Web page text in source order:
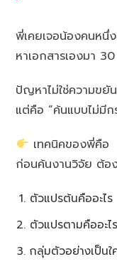
พี่เคยเจอน้องคนหนึ่
หาเอกสารเองมา
ปัญหาไม่ใช่ความขยัน
แต่คือ “ค้นแบบไม่มีก
เทคนิคของพี่คือ
ก่อนค้นงานวิจัย ต้อ
ตัวแปรต้นคืออะไร
ตัวแปรตามคืออะไร
กลุ่มตัวอย่างเป็นใ